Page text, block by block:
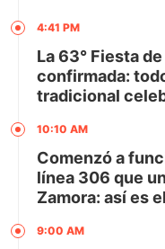
4:41 PM
La 63° Fiesta
confirmada:
tradicional
10:10 AM
Comenzó a
línea 306 que
Zamora: así es
9:00 AM